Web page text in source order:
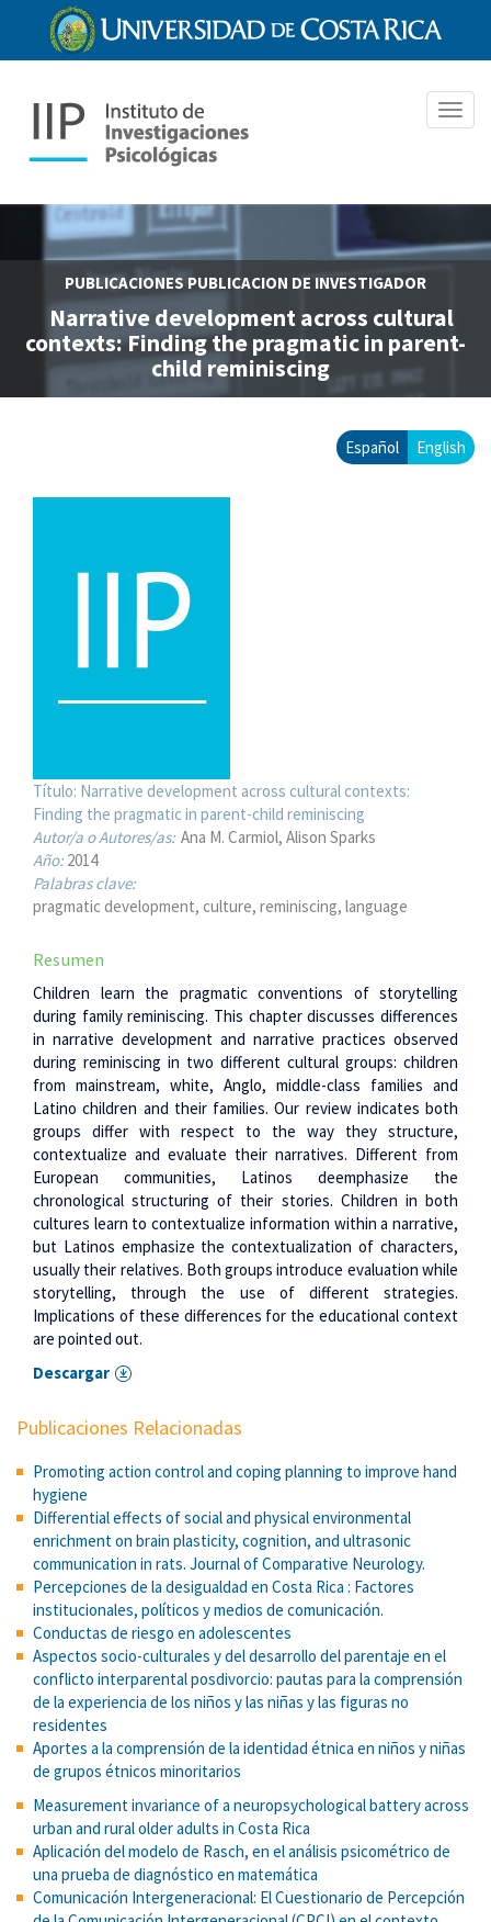
contenido
PUBLICACIONES PUBLICACION DE INVESTIGADOR
Narrative development across cultural
contexts: Finding the pragmatic in parent-
child reminiscing
Español English
Título: Narrative development across cultural contexts:
Finding the pragmatic in parent-child reminiscing
Autor/a o Autores/as: Ana M. Carmiol Alison Sparks
Año:2014
Palabras clave:
pragmatic development, culture, reminiscing, language
Resumen
Children learn the pragmatic conventions of storytelling
during family reminiscing. This chapter discusses differences
in narrative development and narrative practices observed
during reminiscing in two different cultural groups: children
from mainstream, white, Anglo, middle-class families and
Latino children and their families. Our review indicates both
groups differ with respect to the way they structure,
contextualize and evaluate their narratives. Different from
European communities, Latinos deemphasize the
chronological structuring of their stories. Children in both
cultures learn to contextualize information within a narrative,
but Latinos emphasize the contextualization of characters,
usually their relatives. Both groups introduce evaluation while
storytelling, through the use of different strategies.
Implications of these differences for the educational context
are pointed out.
Descargar
Publicaciones Relacionadas
Promoting action control and coping planning to improve hand
hygiene
Differential effects of social and physical environmental
enrichment on brain plasticity, cognition, and ultrasonic
communication in rats. Journal of Comparative Neurology.
Percepciones de la desigualdad en Costa Rica : Factores
institucionales, políticos y medios de comunicación.
Conductas de riesgo en adolescentes
Aspectos socio-culturales y del desarrollo del parentaje en el
conflicto interparental posdivorcio: pautas para la comprensión
de la experiencia de los niños y las niñas y las figuras no
residentes
Aportes a la comprensión de la identidad étnica en niños y niñas
de grupos étnicos minoritarios
Measurement invariance of a neuropsychological battery across
urban and rural older adults in Costa Rica
Aplicación del modelo de Rasch, en el análisis psicométrico de
una prueba de diagnóstico en matemática
Comunicación Intergeneracional: El Cuestionario de Percepción